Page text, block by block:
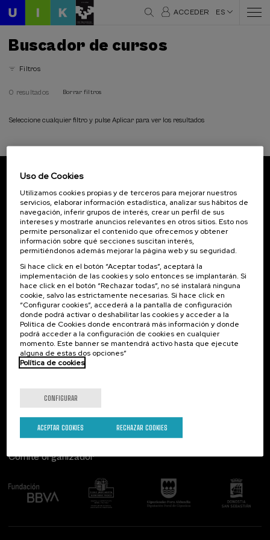
ACCEDER ES
Buscador de cursos
Filtros
0 resultados Borrar filtros
Seleccione cualquier filtro y pulse Aplicar para ver los resultados
Inscríbete para ser el primero/a en recibir las
novedades de UIK.
Suscribirse
Contacto
Palacio Miramar
Paseo de Miraconcha, 48
20007 Donostia / San Sebastián
Gipuzkoa, Spain
Contacta con nosotros
De interés...
Actividades anteriores
Comité organizador
Uso de Cookies
Utilizamos cookies propias y de terceros para mejorar nuestros
servicios, elaborar información estadística, analizar sus hábitos de
navegación, inferir grupos de interés, crear un perfil de sus
intereses y mostrarle anuncios relevantes en otros sitios. Esto nos
permite personalizar el contenido que ofrecemos y obtener
información sobre qué secciones suscitan interés,
permitiéndonos además mejorar la página web y su seguridad.
Si hace click en el botón “Aceptar todas”, aceptará la
implementación de las cookies y solo entonces se implantarán. Si
hace click en el botón “Rechazar todas”, no sé instalará ninguna
cookie, salvo las estrictamente necesarias. Si hace click en
“Configurar cookies”, accederá a la pantalla de configuración
donde podrá activar o deshabilitar las cookies y acceder a la
Política de Cookies donde encontrará más información y donde
podrá acceder a la configuración de cookies en cualquier
momento. Este banner se mantendrá activo hasta que ejecute
alguna de estas dos opciones”
Política de cookies
CONFIGURAR
RECHAZAR COOKIES
ACEPTAR COOKIES